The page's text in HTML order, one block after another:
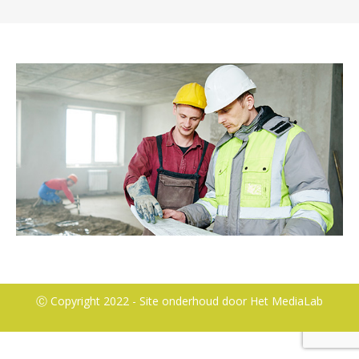
Ⓒ Copyright 2022 - Site onderhoud door Het MediaLab